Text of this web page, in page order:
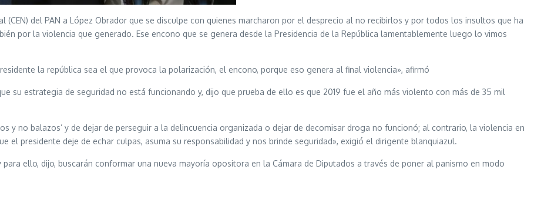
(CEN) del PAN a López Obrador que se disculpe con quienes marcharon por el desprecio al no recibirlos y por todos los insultos que ha
por la violencia que generado. Ese encono que se genera desde la Presidencia de la República lamentablemente luego lo vimos
la república sea el que provoca la polarización, el encono, porque eso genera al final violencia», afirmó
su estrategia de seguridad no está funcionando y, dijo que prueba de ello es que 2019 fue el año más violento con más de 35 mil
y no balazos’ y de dejar de perseguir a la delincuencia organizada o dejar de decomisar droga no funcionó; al contrario, la violencia en
el presidente deje de echar culpas, asuma su responsabilidad y nos brinde seguridad», exigió el dirigente blanquiazul.
ello, dijo, buscarán conformar una nueva mayoría opositora en la Cámara de Diputados a través de poner al panismo en modo